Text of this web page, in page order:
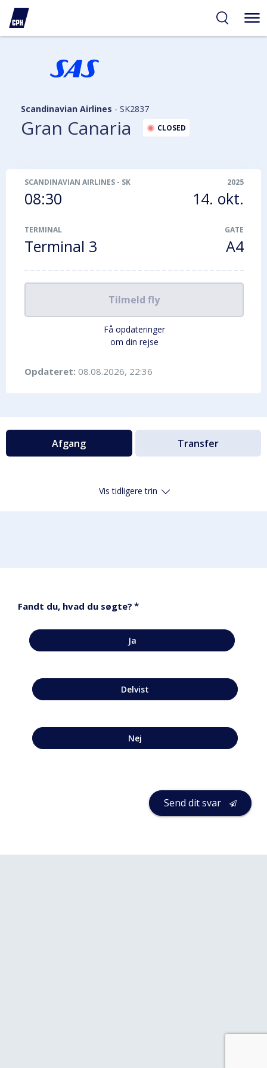
Scandinavian Airlines - SK2837
Gran Canaria CLOSED
SCANDINAVIAN AIRLINES - SK2837
08:30
2025
14. okt.
TERMINAL
Terminal 3
GATE
A4
Tilmeld fly
Få opdateringer
om din rejse
Opdateret: 08.08.2026, 22:36
Afgang Transfer
Vis tidligere trin
Fandt du, hvad du søgte? *
Ja
Delvist
Nej
Send dit svar